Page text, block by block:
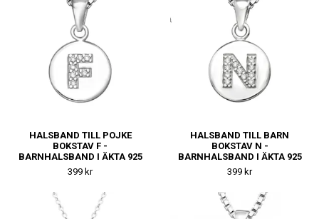
HALSBAND TILL POJKE
BOKSTAV F -
BARNHALSBAND I ÄKTA 925
SILVER
399 kr
HALSBAND TILL BARN
BOKSTAV N -
BARNHALSBAND I ÄKTA 925
SILVER
399 kr